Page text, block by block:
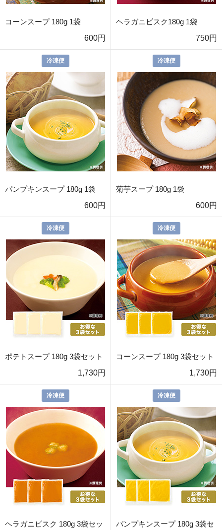
コーンスープ 180g 1袋
600円
ヘラガニビスク180g 1袋
750円
冷凍便
パンプキンスープ 180g 1袋
600円
冷凍便
菊芋スープ 180g 1袋
600円
冷凍便
ポテトスープ 180g 3袋セット
1,730円
冷凍便
コーンスープ 180g 3袋セット
1,730円
冷凍便
ヘラガニビスク 180g 3袋セッ
冷凍便
パンプキンスープ 180g 3袋セ